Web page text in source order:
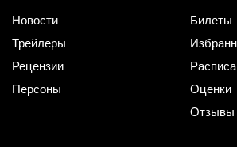
Новости
Трейлеры
Рецензии
Персоны
Билеты
Оценки
Отзывы